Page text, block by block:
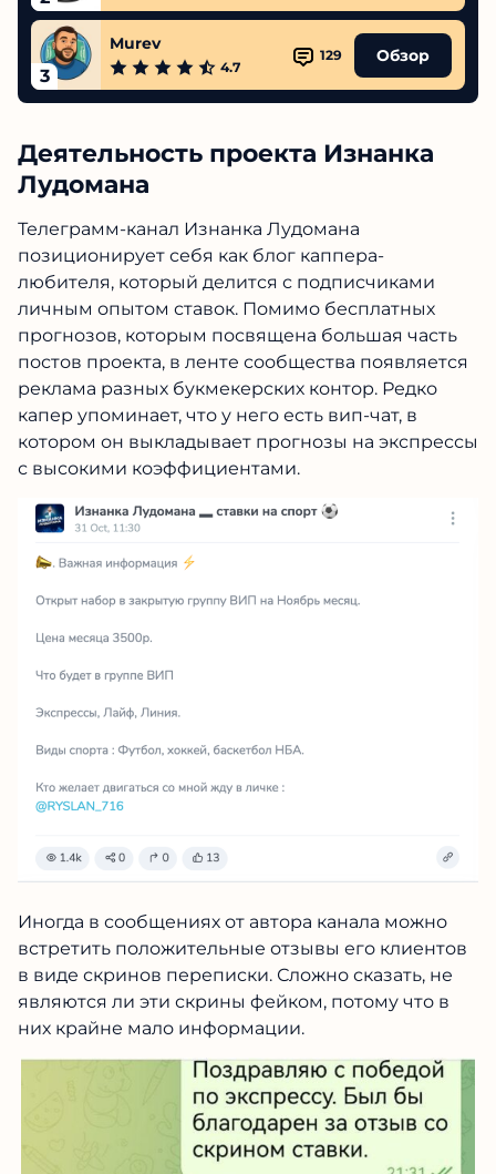
3
Murev
4.7
129 Обзор
Деятельность проекта Изнанка
Лудомана
Телеграмм-канал Изнанка Лудомана
позиционирует себя как блог каппера-
любителя, который делится с подписчиками
личным опытом ставок. Помимо бесплатных
прогнозов, которым посвящена большая часть
постов проекта, в ленте сообщества
появляется реклама разных букмекерских
контор. Редко капер упоминает, что у него есть
вип-чат, в котором он выкладывает прогнозы
на экспрессы с высокими коэффициентами.
встретить положительные отзывы его
клиентов в виде скринов переписки. Сложно
сказать, не являются ли эти скрины фейком,
потому что в них крайне мало информации.